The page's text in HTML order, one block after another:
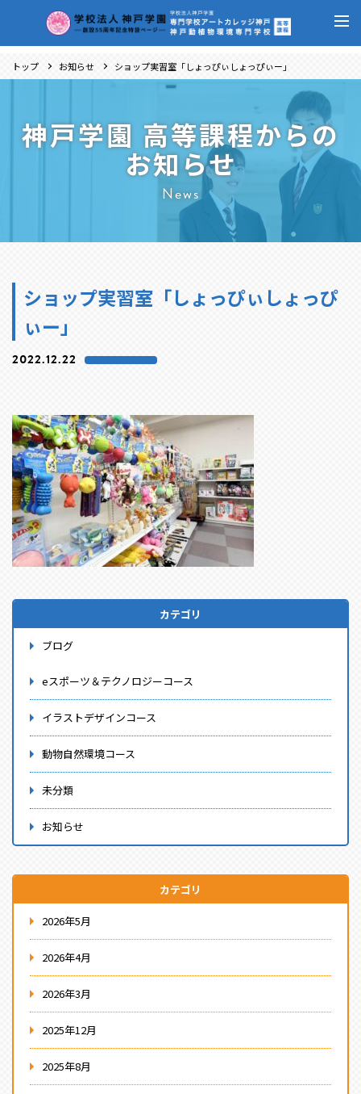
トップ お知らせ ショップ実習室「しょっぴぃしょっぴぃー」
神戸学園 高等課程からの
お知らせ
News
ショップ実習室「しょっぴぃしょっぴ
ぃー」
2022.12.22
カテゴリ
ブログ
eスポーツ＆テクノロジーコース
イラストデザインコース
動物自然環境コース
未分類
お知らせ
カテゴリ
2026年5月
2026年4月
2026年3月
2025年12月
2025年8月